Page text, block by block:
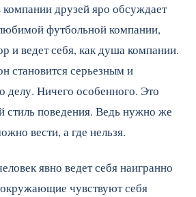
друзей яро обсуждает
футбольной компании,
и ведет себя, как душа компании.
становится серьезным и
делу. Ничего особенного. Это
поведения. Ведь нужно же
вести, а где нельзя.
явно ведет себя наигранно
окружающие чувствуют себя